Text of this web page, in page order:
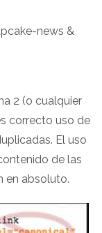
news &
2 (o cualquier
correcto uso de
El uso
de las
en absoluto.